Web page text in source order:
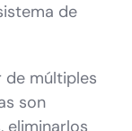
de
de múltiples
son